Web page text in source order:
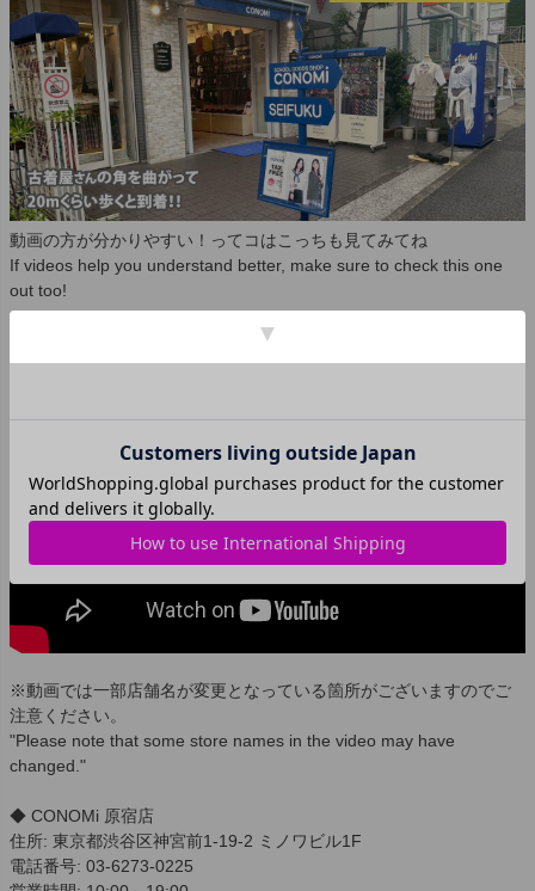
動画の方が分かりやすい！ってコはこっちも見てみてね
If videos help you understand better, make sure to check this one
out too!
▼
※動画では一部店舗名が変更となっている箇所がございますのでご
注意ください。
"Please note that some store names in the video may have
changed."
◆ CONOMi 原宿店
住所: 東京都渋谷区神宮前1-19-2 ミノワビル1F
電話番号: 03-6273-0225